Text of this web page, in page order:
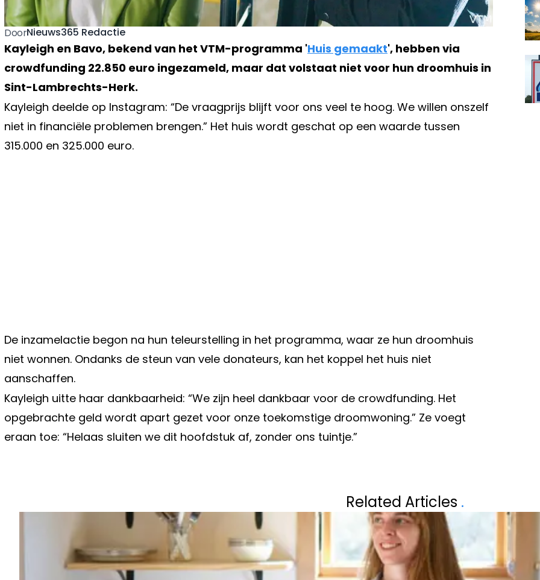
DoorNieuws365 Redactie
Kayleigh en Bavo, bekend van het VTM-programma 'Huis gemaakt', hebben via
crowdfunding 22.850 euro ingezameld, maar dat volstaat niet voor hun droomhuis in
Sint-Lambrechts-Herk.
Kayleigh deelde op Instagram: “De vraagprijs blijft voor ons veel te hoog. We willen onszelf
niet in financiële problemen brengen.” Het huis wordt geschat op een waarde tussen
315.000 en 325.000 euro.
De inzamelactie begon na hun teleurstelling in het programma, waar ze hun droomhuis
niet wonnen. Ondanks de steun van vele donateurs, kan het koppel het huis niet
aanschaffen.
Kayleigh uitte haar dankbaarheid: “We zijn heel dankbaar voor de crowdfunding. Het
opgebrachte geld wordt apart gezet voor onze toekomstige droomwoning.” Ze voegt
eraan toe: “Helaas sluiten we dit hoofdstuk af, zonder ons tuintje.”
VAN AERT VAST TE LEGGEN’
PAPA PATRICK
REMCO
Related Articles .